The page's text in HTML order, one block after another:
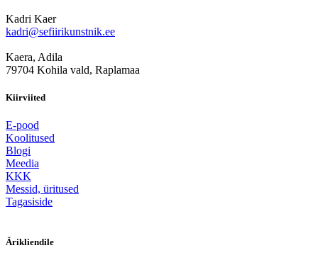
Kadri Kaer
kadri@sefiirikunstnik.ee
Kaera, Adila
79704 Kohila vald, Raplamaa
Kiirviited
E-pood
Koolitused
Blogi
Meedia
KKK
Messid, üritused
Tagasiside
Ärikliendile